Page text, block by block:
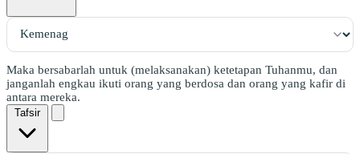
Maka bersabarlah untuk (melaksanakan) ketetapan Tuhanmu, dan
janganlah engkau ikuti orang yang berdosa dan orang yang kafir di
antara mereka.
Tafsir